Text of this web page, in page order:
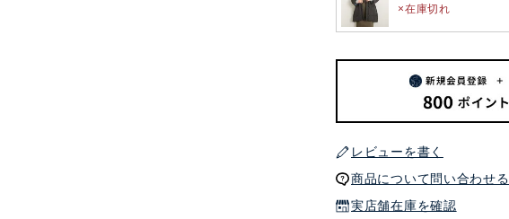
在庫切れ
レビューを書く
商品について問い合わせる
実店舗在庫を確認